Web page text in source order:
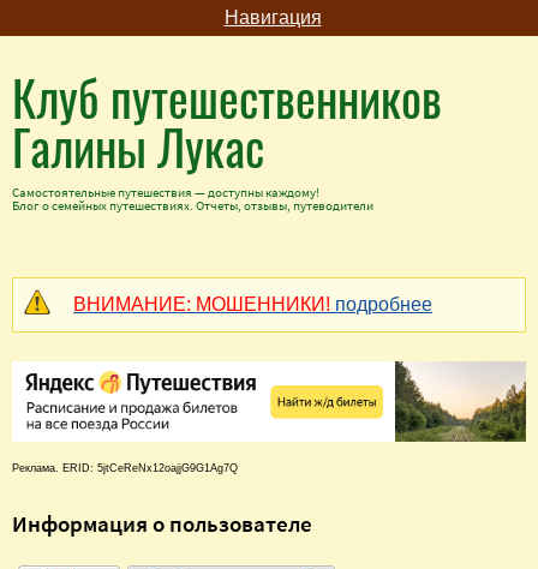
Навигация
Клуб путешественников
Галины Лукас
Самостоятельные путешествия — доступны каждому!
Блог о семейных путешествиях. Отчеты, отзывы, путеводители
ВНИМАНИЕ: МОШЕННИКИ! подробнее
Реклама. ERID: 5jtCeReNx12oajjG9G1Ag7Q
Информация о пользователе